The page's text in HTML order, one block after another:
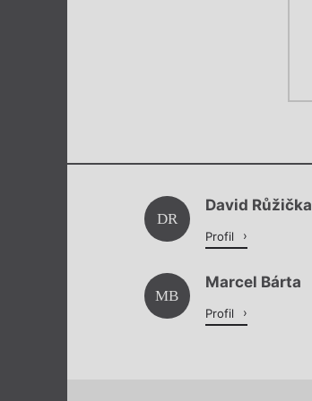
DR
David Růžička
Profil
MB
Marcel Bárta
Profil